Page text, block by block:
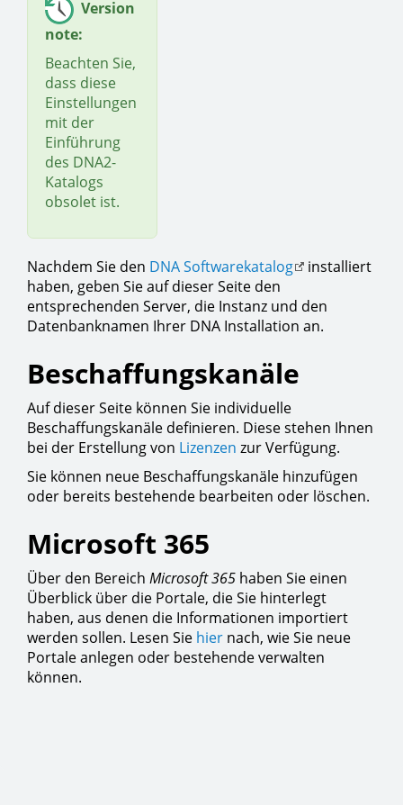
Version
note:
Beachten Sie,
dass diese
Einstellungen
mit der
Einführung
des DNA2-
Katalogs
obsolet ist.
Nachdem Sie den DNA Softwarekatalog
installiert
haben, geben Sie auf dieser Seite den
entsprechenden Server, die Instanz und den
Datenbanknamen Ihrer DNA Installation an.
Beschaffungskanäle
Auf dieser Seite können Sie individuelle
Beschaffungskanäle definieren. Diese stehen Ihnen
bei der Erstellung von Lizenzen zur Verfügung.
Sie können neue Beschaffungskanäle hinzufügen
oder bereits bestehende bearbeiten oder löschen.
Microsoft 365
Über den Bereich Microsoft 365 haben Sie einen
Überblick über die Portale, die Sie hinterlegt
haben, aus denen die Informationen importiert
werden sollen. Lesen Sie hier nach, wie Sie neue
Portale anlegen oder bestehende verwalten
können.